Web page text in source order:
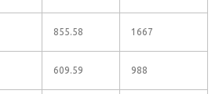
855.58 1667
609.59 988